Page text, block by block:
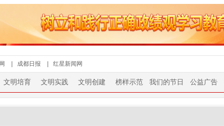
成都日报 红星新闻网
文明培育 文明实践 文明创建 榜样示范 我们的节日 公益广告